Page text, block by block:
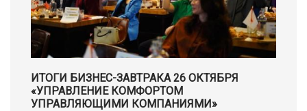
ИТОГИ БИЗНЕС-ЗАВТРАКА 26 ОКТЯБРЯ
«УПРАВЛЕНИЕ КОМФОРТОМ
УПРАВЛЯЮЩИМИ КОМПАНИЯМИ»